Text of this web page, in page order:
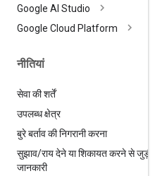
Google AI Studio
Google Cloud Platform
नीतियां
सेवा की शर्तें
उपलब्ध क्षेत्र
बुरे बर्ताव की निगरानी करना
सुझाव/राय देने या शिकायत करने से जुड़ी
जानकारी